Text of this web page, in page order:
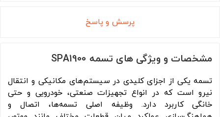
پرسش و پاسخ
مشخصات و ویژگی های تسمه SPA1900
تسمه یکی از اجزای کلیدی در سیستم‌های مکانیکی و انتقال
نیرو است که در انواع تجهیزات صنعتی، خودرویی و حتی
خانگی کاربرد دارد. وظیفه اصلی تسمه‌ها، اتصال و